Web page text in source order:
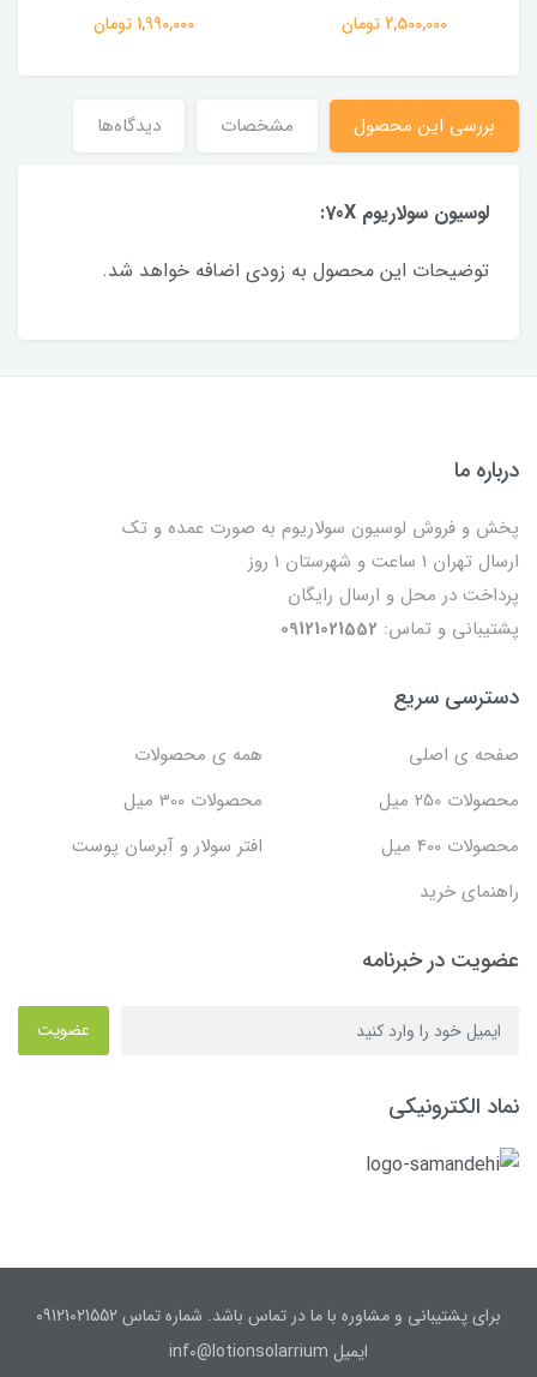
2,500,000 تومان 1,990,000 تومان
بررسی این محصول مشخصات دیدگاه‌ها
لوسیون سولاریوم 70X:
توضیحات این محصول به زودی اضافه خواهد شد.
درباره ما
پخش و فروش لوسیون سولاریوم به صورت عمده و تک
ارسال تهران 1 ساعت و شهرستان 1 روز
پرداخت در محل و ارسال رایگان
پشتیبانی و تماس: 09121021552
دسترسی سریع
صفحه ی اصلی
همه ی محصولات
محصولات 250 میل
محصولات 300 میل
محصولات 400 میل
افتر سولار و آبرسان پوست
راهنمای خرید
عضویت در خبرنامه
عضویت
نماد الکترونیکی
برای پشتیبانی و مشاوره با ما در تماس باشد. شماره تماس 09121021552
ایمیل inf0@lotionsolarrium